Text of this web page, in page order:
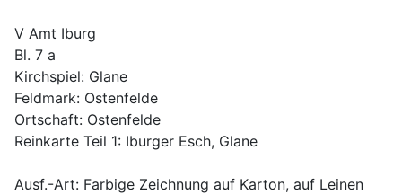
V Amt Iburg
Bl. 7 a
Kirchspiel: Glane
Feldmark: Ostenfelde
Ortschaft: Ostenfelde
Reinkarte Teil 1: Iburger Esch, Glane
Ausf.-Art: Farbige Zeichnung auf Karton, auf Leinen